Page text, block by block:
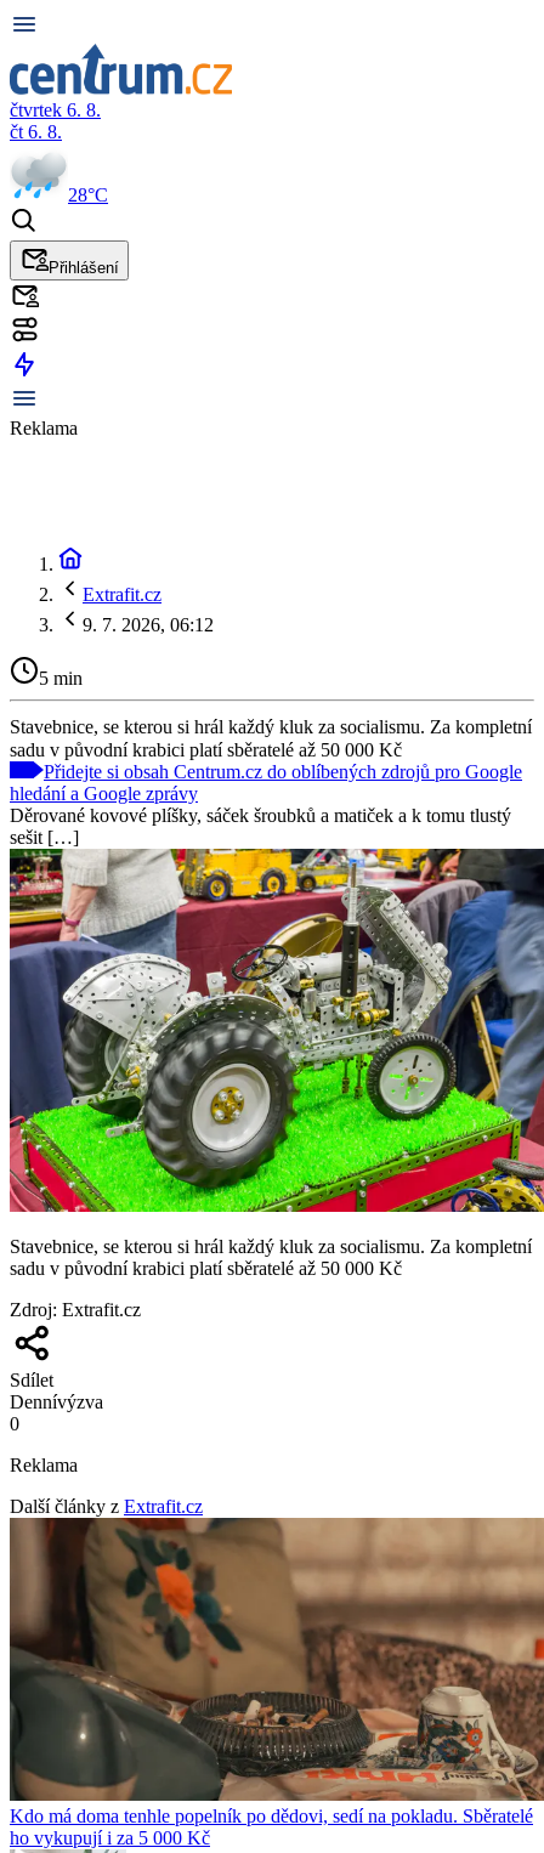
čtvrtek 6. 8.
čt 6. 8.
28°C
Přihlášení
Reklama
Extrafit.cz
9. 7. 2026, 06:12
5 min
Stavebnice, se kterou si hrál každý kluk za socialismu. Za kompletní
sadu v původní krabici platí sběratelé až 50 000 Kč
Přidejte si obsah Centrum.cz do oblíbených zdrojů pro Google
hledání a Google zprávy
Děrované kovové plíšky, sáček šroubků a matiček a k tomu tlustý
sešit […]
Stavebnice, se kterou si hrál každý kluk za socialismu. Za kompletní
sadu v původní krabici platí sběratelé až 50 000 Kč
Zdroj: Extrafit.cz
Sdílet
Dennívýzva
0
Reklama
Další články z Extrafit.cz
Kdo má doma tenhle popelník po dědovi, sedí na pokladu. Sběratelé
ho vykupují i za 5 000 Kč